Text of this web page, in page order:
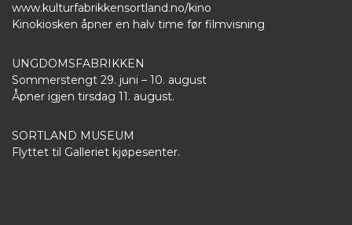
www.kulturfabrikkensortland.no/kino
Kinokiosken åpner en halv time før filmvisning
UNGDOMSFABRIKKEN
Sommerstengt 29. juni – 10. august
Åpner igjen tirsdag 11. august.
SORTLAND MUSEUM
Flyttet til Galleriet kjøpesenter.